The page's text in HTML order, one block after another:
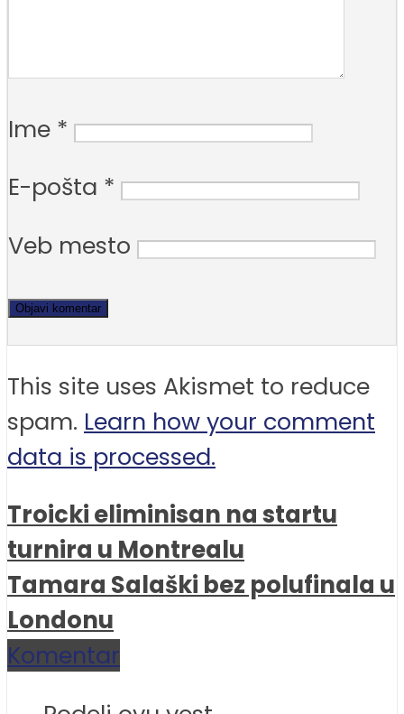
Ime *
E-pošta *
Veb mesto
This site uses Akismet to reduce
spam. Learn how your comment
data is processed.
Troicki eliminisan na startu
turnira u Montrealu
Tamara Salaški bez polufinala u
Londonu
Komentar